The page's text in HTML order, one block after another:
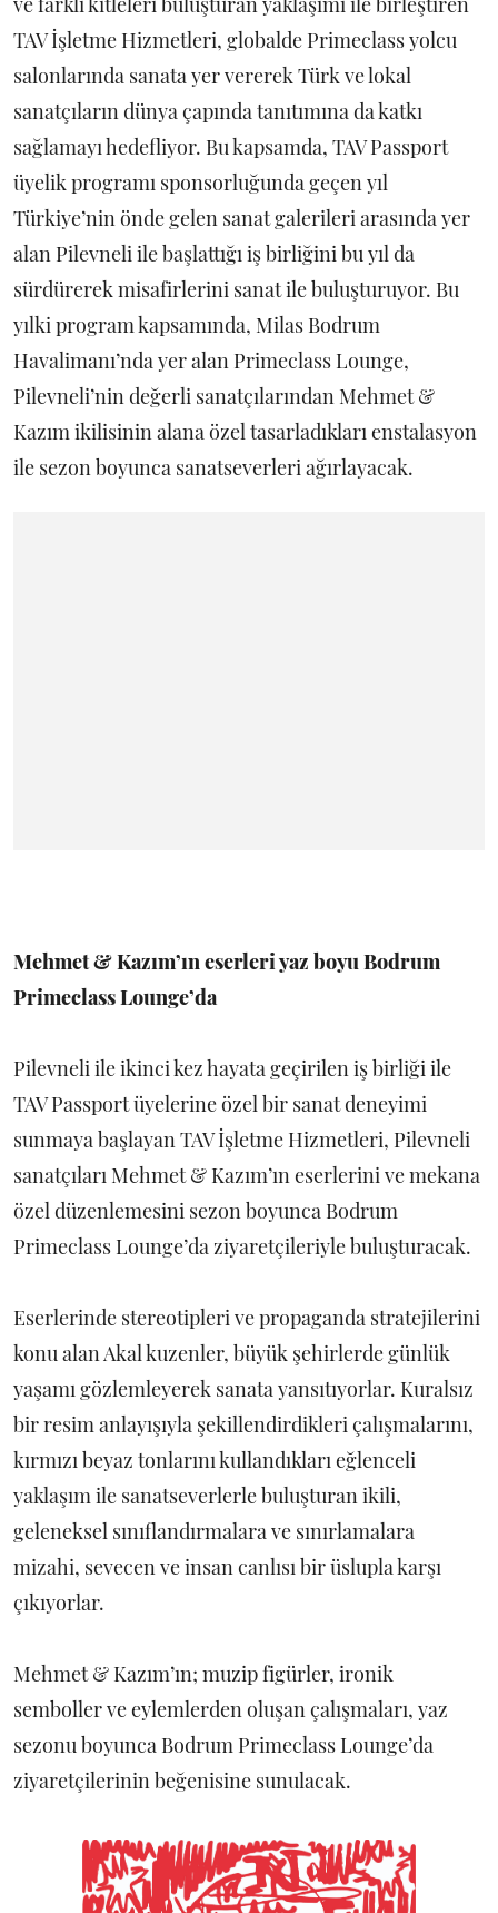
TAV İşletme Hizmetleri, globalde Primeclass yolcu
salonlarında sanata yer vererek Türk ve lokal
sanatçıların dünya çapında tanıtımına da katkı
sağlamayı hedefliyor. Bu kapsamda, TAV Passport
üyelik programı sponsorluğunda geçen yıl
Türkiye’nin önde gelen sanat galerileri arasında yer
alan Pilevneli ile başlattığı iş birliğini bu yıl da
sürdürerek misafirlerini sanat ile buluşturuyor. Bu
yılki program kapsamında, Milas Bodrum
Havalimanı’nda yer alan Primeclass Lounge,
Pilevneli’nin değerli sanatçılarından Mehmet &
Kazım ikilisinin alana özel tasarladıkları enstalasyon
ile sezon boyunca sanatseverleri ağırlayacak.
Mehmet & Kazım’ın eserleri yaz boyu Bodrum
Primeclass Lounge’da
Pilevneli ile ikinci kez hayata geçirilen iş birliği ile
TAV Passport üyelerine özel bir sanat deneyimi
sunmaya başlayan TAV İşletme Hizmetleri, Pilevneli
sanatçıları Mehmet & Kazım’ın eserlerini ve mekana
özel düzenlemesini sezon boyunca Bodrum
Primeclass Lounge’da ziyaretçileriyle buluşturacak.
Eserlerinde stereotipleri ve propaganda stratejilerini
konu alan Akal kuzenler, büyük şehirlerde günlük
yaşamı gözlemleyerek sanata yansıtıyorlar. Kuralsız
bir resim anlayışıyla şekillendirdikleri çalışmalarını,
kırmızı beyaz tonlarını kullandıkları eğlenceli
yaklaşım ile sanatseverlerle buluşturan ikili,
geleneksel sınıflandırmalara ve sınırlamalara
mizahi, sevecen ve insan canlısı bir üslupla karşı
çıkıyorlar.
Mehmet & Kazım’ın; muzip figürler, ironik
semboller ve eylemlerden oluşan çalışmaları, yaz
sezonu boyunca Bodrum Primeclass Lounge’da
ziyaretçilerinin beğenisine sunulacak.